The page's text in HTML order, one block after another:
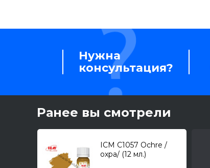
Нужна
консультация?
Ранее вы смотрели
ICM C1057 Ochre /
охра/ (12 мл.)